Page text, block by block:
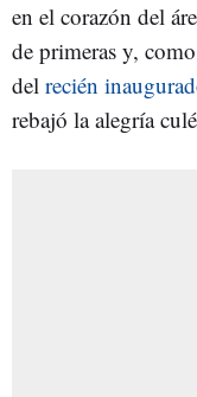
en el corazón del
de primeras y,
del recién
rebajó la alegría